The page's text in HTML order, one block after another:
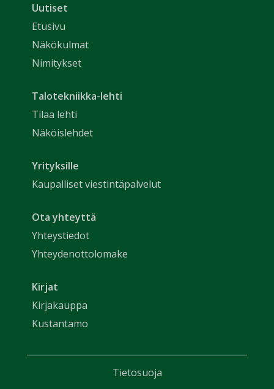
Uutiset
Etusivu
Näkökulmat
Nimitykset
Talotekniikka-lehti
Tilaa lehti
Näköislehdet
Yrityksille
Kaupalliset viestintäpalvelut
Ota yhteyttä
Yhteystiedot
Yhteydenottolomake
Kirjat
Kirjakauppa
Kustantamo
Tietosuoja